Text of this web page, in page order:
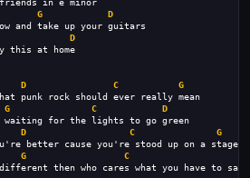
friends in e minor
G
D
and take up your guitars
D
this at home
D C
G
punk rock should ever really mean
G C
D
waiting for the lights to go green
D C
G
better cause you're stood up on a stage
G C
then who cares what you have to say